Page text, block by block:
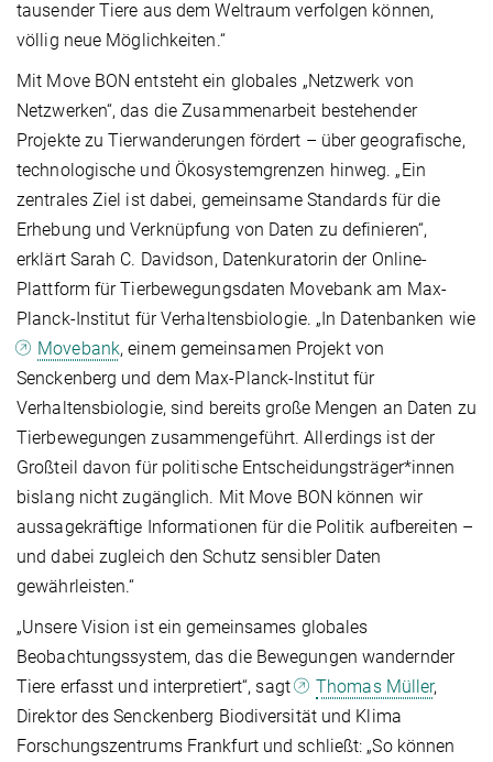
tausender Tiere aus dem Weltraum verfolgen können,
völlig neue Möglichkeiten.“
Mit Move BON entsteht ein globales „Netzwerk von
Netzwerken“, das die Zusammenarbeit bestehender
Projekte zu Tierwanderungen fördert – über geografische,
technologische und Ökosystemgrenzen hinweg. „Ein
zentrales Ziel ist dabei, gemeinsame Standards für die
Erhebung und Verknüpfung von Daten zu definieren“,
erklärt Sarah C. Davidson, Datenkuratorin der Online-
Plattform für Tierbewegungsdaten Movebank am Max-
Planck-Institut für Verhaltensbiologie. „In Datenbanken wie
Movebank, einem gemeinsamen Projekt von
Senckenberg und dem Max-Planck-Institut für
Verhaltensbiologie, sind bereits große Mengen an Daten zu
Tierbewegungen zusammengeführt. Allerdings ist der
Großteil davon für politische Entscheidungsträger*innen
bislang nicht zugänglich. Mit Move BON können wir
aussagekräftige Informationen für die Politik aufbereiten –
und dabei zugleich den Schutz sensibler Daten
gewährleisten.“
„Unsere Vision ist ein gemeinsames globales
Beobachtungssystem, das die Bewegungen wandernder
Tiere erfasst und interpretiert“, sagt
Thomas Müller,
Direktor des Senckenberg Biodiversität und Klima
Forschungszentrums Frankfurt und schließt: „So können